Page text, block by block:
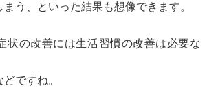
う、といった結果も想像できます。
状の改善には生活習慣の改善は必要な
ですね。